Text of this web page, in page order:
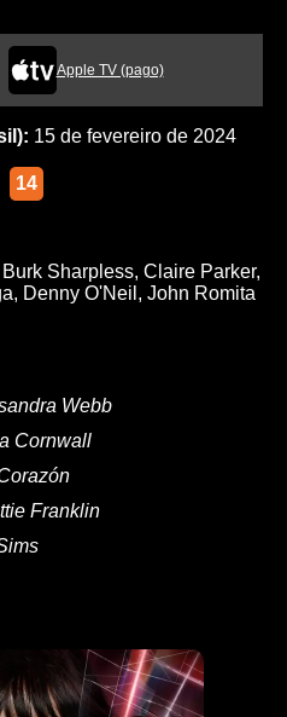
Apple TV (pago)
15 de fevereiro de 2024
14
Burk Sharpless, Claire Parker,
, Denny O'Neil , John Romita
Webb
Cornwall
Franklin